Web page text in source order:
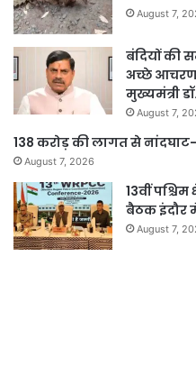
August 7,
बंदियों की
अच्छे आचरण
मुख्यमंत्री
August 7,
138 करोड़ की लागत से
August 7, 2026
13वीं
बैठक इंदौर
August 7,